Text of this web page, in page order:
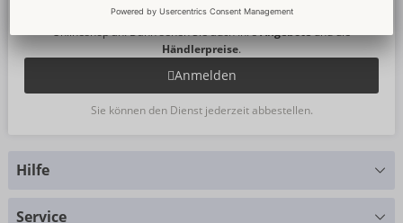
Um unseren Newsletter zu abonnieren, melden Sie sich bitte im
Onlineshop an. Dann sehen Sie auch IhreAngeboteund die
Händlerpreise.
Anmelden
Sie können den Dienst jederzeit abbestellen.
Hilfe
Service